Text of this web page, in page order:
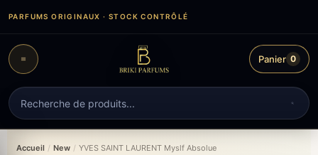
contenu
PARFUMS ORIGINAUX · STOCK CONTRÔLÉ
Recherche
de
produits
Panier 0
Accueil / New / YVES SAINT LAURENT Myslf Absolue